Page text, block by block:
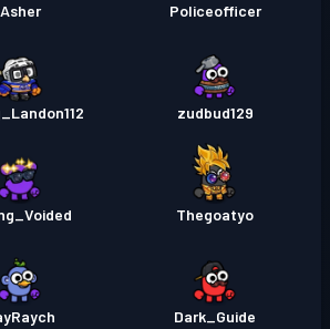
Asher Policeofficer
zudbud129
Thegoatyo
Dark_Guide